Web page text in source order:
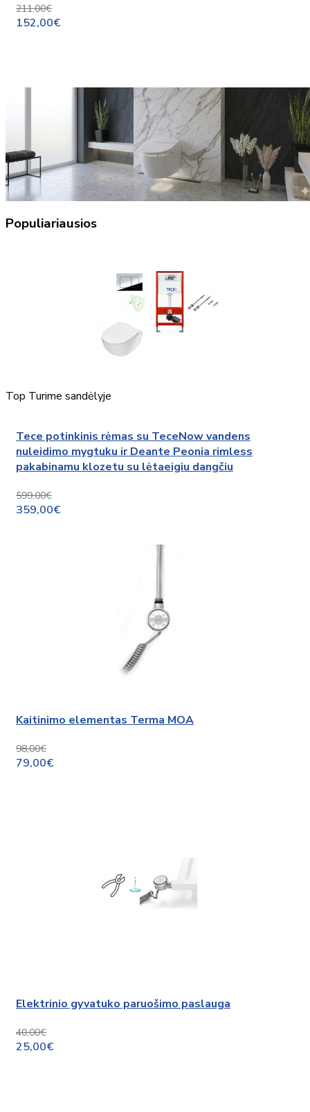
211,00€
152,00€
Populiariausios
Top Turime sandėlyje
Tece potinkinis rėmas su TeceNow vandens
nuleidimo mygtuku ir Deante Peonia rimless
pakabinamu klozetu su lėtaeigiu dangčiu
599,00€
359,00€
Kaitinimo elementas Terma MOA
98,00€
79,00€
Elektrinio gyvatuko paruošimo paslauga
40,00€
25,00€